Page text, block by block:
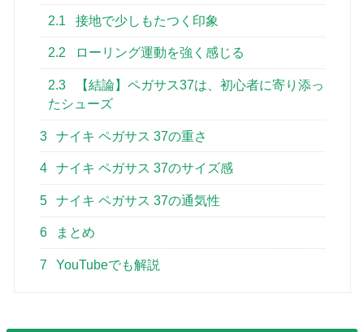
2.1 接地で少しもたつく印象
2.2 ローリング運動を強く感じる
2.3
【結論】ペガサス37は、初心者に寄り添っ
たシューズ
3 ナイキ ペガサス 37の重さ
4 ナイキ ペガサス 37のサイズ感
5 ナイキ ペガサス 37の通気性
6 まとめ
7 YouTubeでも解説